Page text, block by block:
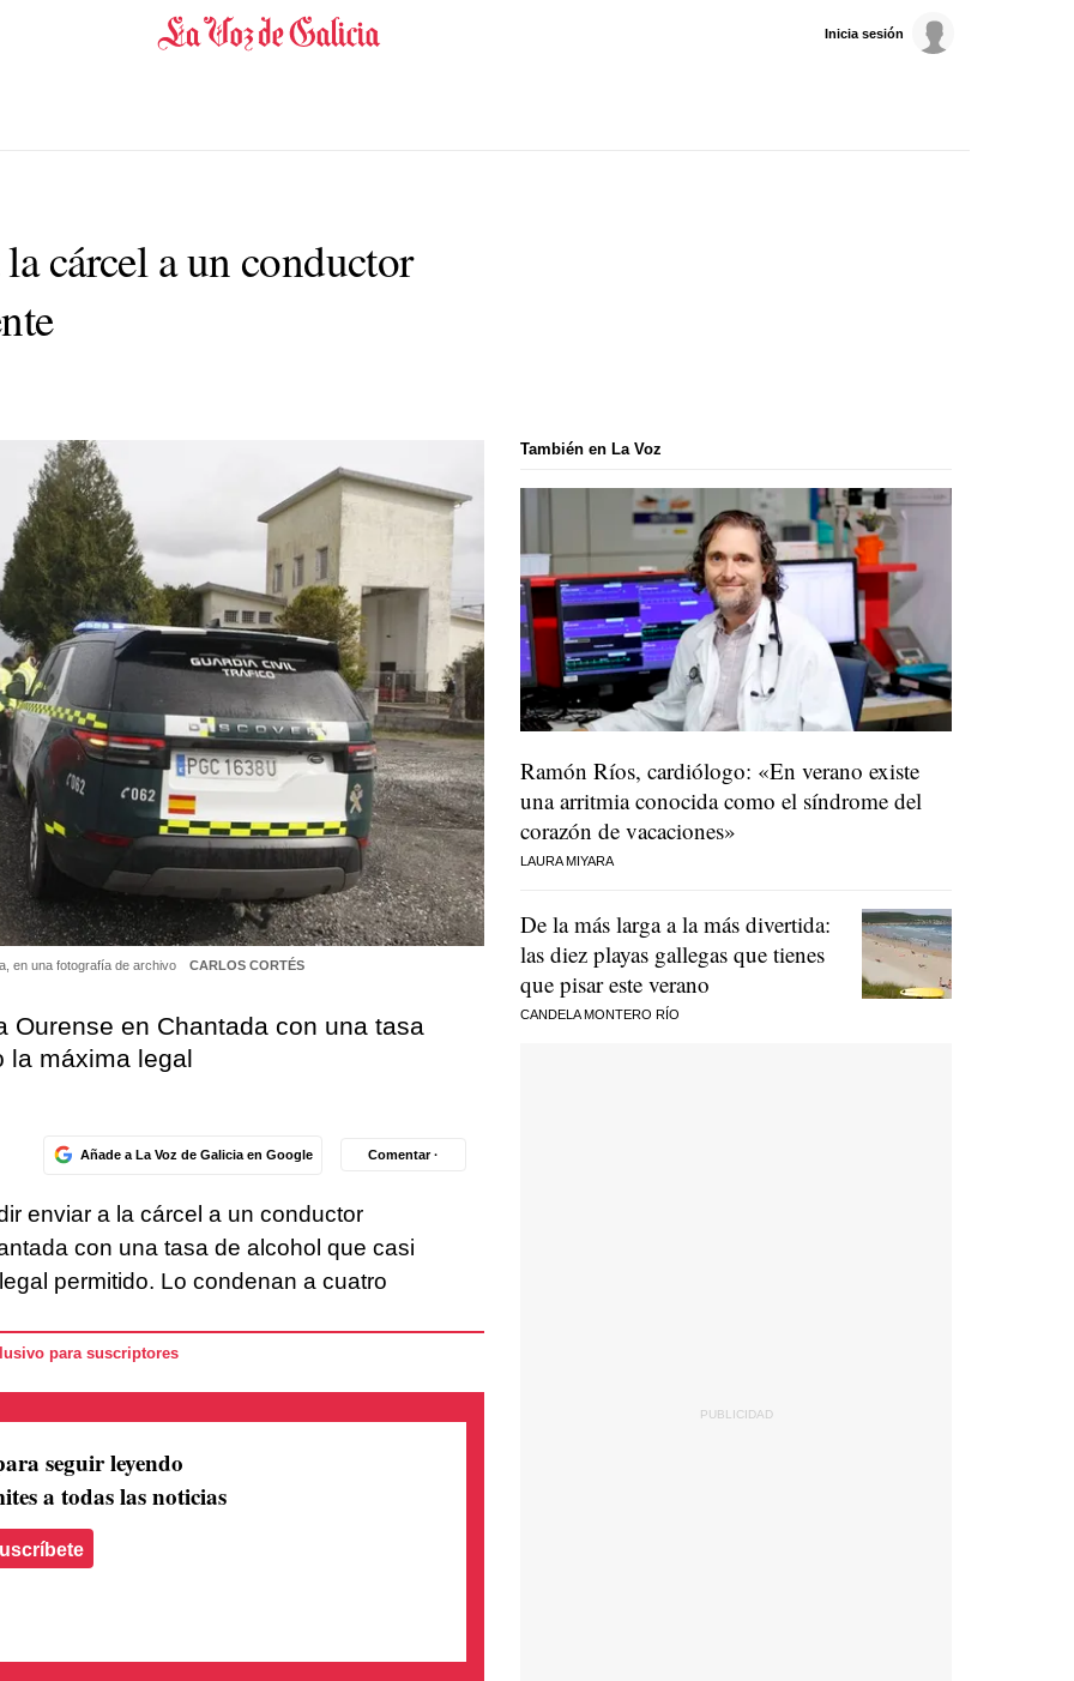
Inicia sesión
cárcel a un conductor
en una fotografía de archivo CARLOS CORTÉS
Ourense en Chantada con una tasa
la máxima legal
Añade a La Voz de Galicia en Google Comentar ·
enviar a la cárcel a un conductor
con una tasa de alcohol que casi
permitido. Lo condenan a cuatro
para suscriptores
seguir leyendo
a todas las noticias
También en La Voz
Ramón Ríos, cardiólogo: «En verano existe
una arritmia conocida como el síndrome del
corazón de vacaciones»
LAURA MIYARA
De la más larga a la más divertida:
las diez playas gallegas que tienes
que pisar este verano
CANDELA MONTERO RÍO